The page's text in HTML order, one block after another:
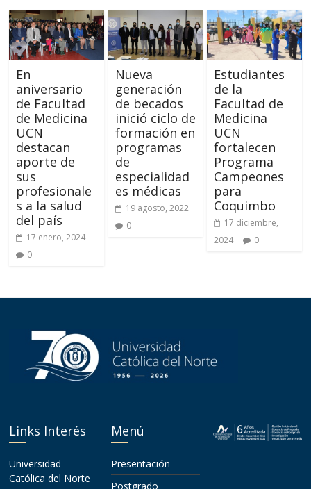
En
aniversario
de Facultad
de Medicina
UCN
destacan
aporte de
sus
profesionale
s a la salud
del país
17 enero, 2024
0
Nueva
generación
de becados
inició ciclo de
formación en
programas
de
especialidad
es médicas
19 agosto, 2022
0
Estudiantes
de la
Facultad de
Medicina
UCN
fortalecen
Programa
Campeones
para
Coquimbo
17 diciembre,
2024
0
Links Interés
Universidad
Católica del Norte
Menú
Presentación
Postgrado